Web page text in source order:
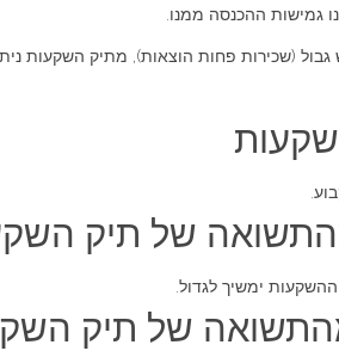
גמישות ההכנסה ממנו.
(שכירות פחות הוצאות), מתיק השקעות
של תיק
ימשיך לגדול.
של תיק